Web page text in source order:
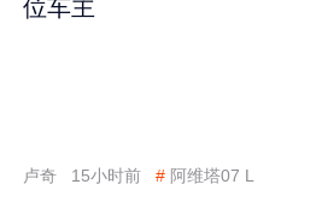
位车主
卢奇 15小时前 # 阿维塔07 L